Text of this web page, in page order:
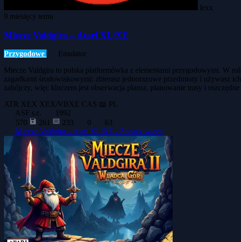
lexx
9 miesięcy temu
Miecze Valdgira – Atari XL/XE
Przygodowe
Emulator
Miecze Valdgira to polska platformówka z elementami przygodowymi. W
zagadkami środowiskowymi: zbierasz jednorazowe przedmioty i używasz
zabójczy, więc kluczem jest obserwacja plansz, planowanie trasy i
ATR XEX XEX/VBXE CAS 📖 PL
ASF s.c.
1992
570
261 233 0
63
Miecze Valdgira – Atari XL/XE - Zobacz więcej